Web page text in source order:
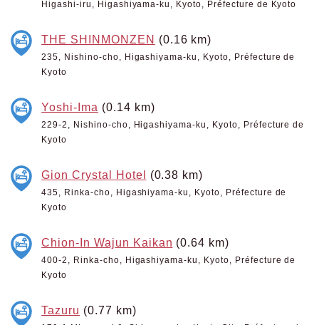
Higashi-iru, Higashiyama-ku, Kyoto, Préfecture de Kyoto
THE SHINMONZEN (0.16 km)
235, Nishino-cho, Higashiyama-ku, Kyoto, Préfecture de
Kyoto
Yoshi-Ima (0.14 km)
229-2, Nishino-cho, Higashiyama-ku, Kyoto, Préfecture de
Kyoto
Gion Crystal Hotel (0.38 km)
435, Rinka-cho, Higashiyama-ku, Kyoto, Préfecture de
Kyoto
Chion-In Wajun Kaikan (0.64 km)
400-2, Rinka-cho, Higashiyama-ku, Kyoto, Préfecture de
Kyoto
Tazuru (0.77 km)